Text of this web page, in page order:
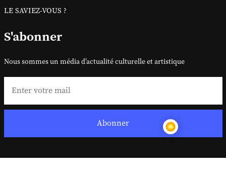
LE SAVIEZ-VOUS ?
S'abonner
Nous sommes un média d’actualité culturelle et artistique
Abonner